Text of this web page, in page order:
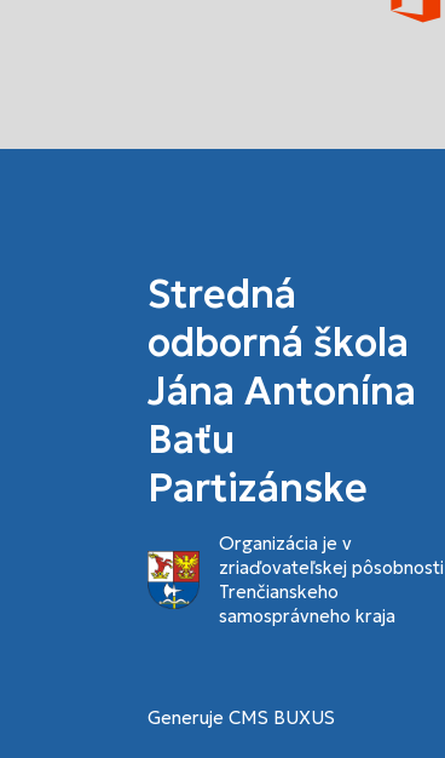
Stredná
odborná škola
Jána Antonína
Baťu
Partizánske
Organizácia je v
zriaďovateľskej pôsobnosti
Trenčianskeho
samosprávneho kraja
Generuje CMS BUXUS